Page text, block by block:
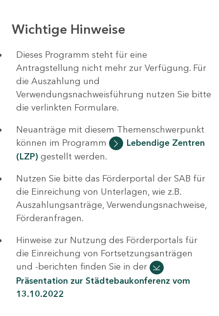
Wichtige Hinweise
Dieses Programm steht für eine
Antragstellung nicht mehr zur Verfügung. Für
die Auszahlung und
Verwendungsnachweisführung nutzen Sie bitte
die verlinkten Formulare.
Neuanträge mit diesem Themenschwerpunkt
können im Programm
Lebendige Zentren
(LZP) gestellt werden.
Nutzen Sie bitte das Förderportal der SAB für
die Einreichung von Unterlagen, wie z.B.
Auszahlungsanträge, Verwendungsnachweise,
Förderanfragen.
Hinweise zur Nutzung des Förderportals für
die Einreichung von Fortsetzungsanträgen
und -berichten finden Sie in der
Präsentation zur Städtebaukonferenz vom
13.10.2022